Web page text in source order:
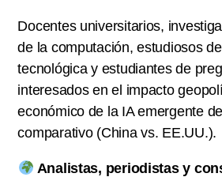
Docentes universitarios,
de la computación, estudiosos
tecnológica y estudiantes de
interesados en el impacto
económico de la IA emergente
comparativo (China vs. EE.UU.).
Analistas, periodistas y